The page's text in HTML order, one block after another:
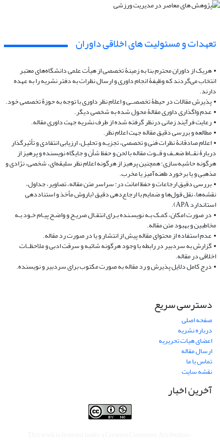
تعهدات و مسئولیت های اخلاقی داوران
• هریک از داوران محترم بنا به زمینۀ تخصصی از هیأت علمی دانشگاه‌های معتبر
انتخاب می‌گردند که وظیفۀ انجام داوری و ارسال نظرات به دفتر نشریه را به عهده
دارند.
• پذیرش مقالات در حیطۀ تخصصــی و اعلام نظر داوری با توجه به حوزۀ تخصصی خود.
• عدم واگذاری داوری مقالۀ محول شده به شخصی دیگر.
• رعایت فرآیند زمانی درنظر گرفته شده از طرف نشریه جهت داوری مقاله.
• مطالعه ‌و‌ بررسی ‌دقیق مقاله جهت اعلام نظر.
• اعلام صادقانۀ نظرات فنی و تخصصی، تجزیـه ‌و ‌تحلیـل،‌ ارزیابی ‌انتقادی و تأثیرگذار
‌‌دربارۀ نقــاط ‌ضعــف و قــوت ‌مقاله با ‌لحن ‌‌و حفظ شأن و جایگاه نویسنده و پرهیز از
هرگونه حاشیه‌سازی؛ همچنین پرهیز از هرگونه اعلام نظر سلیقه‌ای، شخصی، نژادی و
مذهبی و یا برخورد ‌طعنه‌آمیز ‌یا ‌مخرب.
• بررسی ‌دقیق‌ ارجاعات و حفظ امانت در: سراسر متن مقاله، ‌‌تصاویر، جداول،
نقشه‌ها، نقل قول‌ها و ضمایم با ارجاع‌دهی دقیق(باروش مأخذ و استناددهی
استاندارد APA) .
• در صورت امکان، کمـک ‌بـه ‌نویسـنده ‌بـرای ‌انتقـال ‌صریـح‌ و ‌واضـح ‌پیـام ‌خـود‌ بـه
مخاطبین و بهبود متن مقاله.
• عدم استفاده از محتوای مقاله پیش از انتشار و یا در صورت رد مقاله.
• گزارش به سردبیر در رابطه با وجود هرگونه شائبه و سرقت ادبی و ملاحظــات
‌اخلاقی در مقاله.
• درج کامل دلایل پذیرش و رد مقاله به صورت مکتوب برای سردبیر و نویسنده.
دسترسی سریع
صفحه اصلی
درباره نشریه
اعضای هیات تحریریه
ارسال مقاله
تماس با ما
نقشه سایت
آخرین اخبار